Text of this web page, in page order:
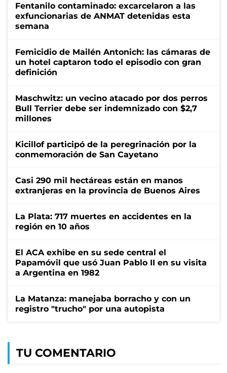
Fentanilo contaminado: excarcelaron a las
exfuncionarias de ANMAT detenidas esta
semana
Femicidio de Mailén Antonich: las cámaras de
un hotel captaron todo el episodio con gran
definición
Maschwitz: un vecino atacado por dos perros
Bull Terrier debe ser indemnizado con $2,7
millones
Kicillof participó de la peregrinación por la
conmemoración de San Cayetano
Casi 290 mil hectáreas están en manos
extranjeras en la provincia de Buenos Aires
La Plata: 717 muertes en accidentes en la
región en 10 años
El ACA exhibe en su sede central el
Papamóvil que usó Juan Pablo II en su visita
a Argentina en 1982
La Matanza: manejaba borracho y con un
registro "trucho" por una autopista
TU COMENTARIO